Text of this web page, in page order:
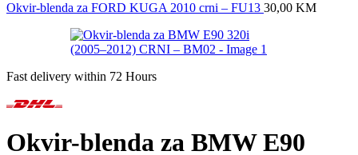
Okvir-blenda za FORD KUGA 2010 crni – FU13 30,00 KM
Fast delivery within 72 Hours
Okvir-blenda za BMW E90